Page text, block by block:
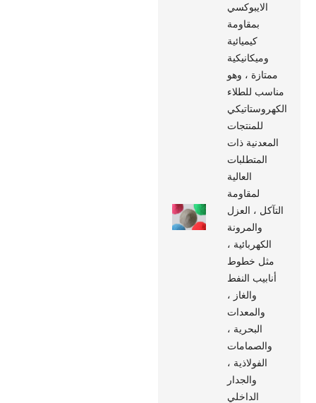
الايبوكسي
بمقاومة
كيميائية
وميكانيكية
ممتازة ، وهو
مناسب للطلاء
الكهروستاتيكي
للمنتجات
المعدنية ذات
المتطلبات
العالية
لمقاومة
التآكل ، العزل
والمرونة
الكهربائية ،
مثل خطوط
أنابيب النفط
والغاز ،
والمعدات
البحرية ،
والصمامات
الفولاذية ،
والجدار
الداخلي